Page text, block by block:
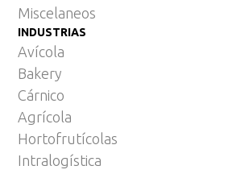
Miscelaneos
INDUSTRIAS
Avícola
Bakery
Cárnico
Agrícola
Hortofrutícolas
Intralogística